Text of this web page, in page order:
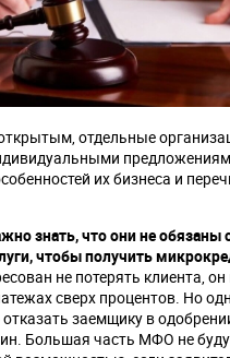
отдельные
их бизнеса и
знать, что они не
чтобы получить
не потерять клиента, он
сверх процентов. Но
отказать заемщику в
Большая часть МФО не